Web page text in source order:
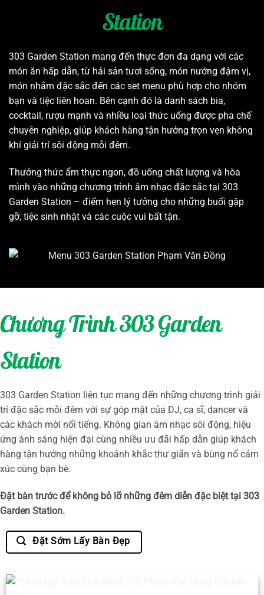
Station
303 Garden Station mang đến thực đơn đa dạng với các
món ăn hấp dẫn, từ hải sản tươi sống, món nướng đậm vị,
món nhắm đặc sắc đến các set menu phù hợp cho nhóm
bạn và tiệc liên hoan. Bên cạnh đó là danh sách bia,
cocktail, rượu mạnh và nhiều loại thức uống được pha chế
chuyên nghiệp, giúp khách hàng tận hưởng trọn vẹn không
khí giải trí sôi động mỗi đêm.
Thưởng thức ẩm thực ngon, đồ uống chất lượng và hòa
mình vào những chương trình âm nhạc đặc sắc tại 303
Garden Station – điểm hẹn lý tưởng cho những buổi gặp
gỡ, tiệc sinh nhật và các cuộc vui bất tận.
Chương Trình 303 Garden
Station
303 Garden Station liên tục mang đến những chương trình giải
trí đặc sắc mỗi đêm với sự góp mặt của DJ, ca sĩ, dancer và
các khách mời nổi tiếng. Không gian âm nhạc sôi động, hiệu
ứng ánh sáng hiện đại cùng nhiều ưu đãi hấp dẫn giúp khách
hàng tận hưởng những khoảnh khắc thư giãn và bùng nổ cảm
xúc cùng bạn bè.
Đặt bàn trước để không bỏ lỡ những đêm diễn đặc biệt tại 303
Garden Station.
Đặt Sớm Lấy Bàn Đẹp